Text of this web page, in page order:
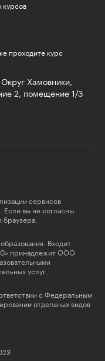
курсов
проходите курс
Хамовники,
2, помещение 1/3
сервисов
Если вы не согласны
браузера.
Входит
принадлежит ООО
услуг.
с Федеральным
отдельных видов